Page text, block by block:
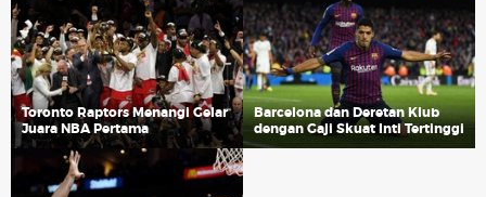
Toronto Raptors Menangi Gelar
Juara NBA Pertama
Barcelona dan Deretan Klub
dengan Gaji Skuat Inti Tertinggi